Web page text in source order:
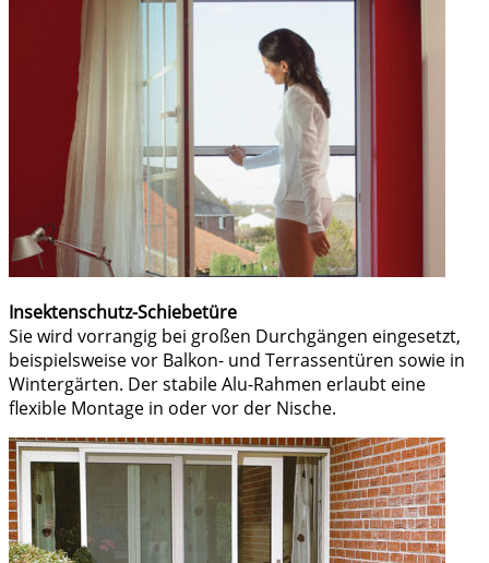
Insektenschutz-Schiebetüre
Sie wird vorrangig bei großen Durchgängen eingesetzt,
beispielsweise vor Balkon- und Terrassentüren sowie in
Wintergärten. Der stabile Alu-Rahmen erlaubt eine
flexible Montage in oder vor der Nische.